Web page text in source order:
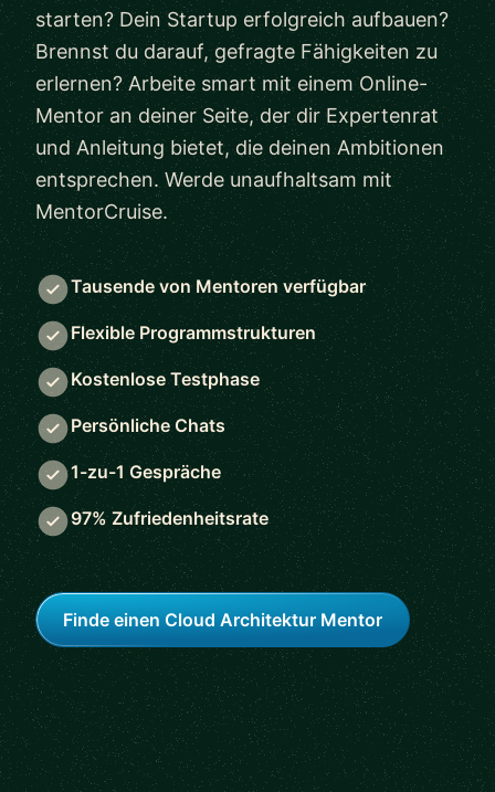
starten? Dein Startup erfolgreich aufbauen?
Brennst du darauf, gefragte Fähigkeiten zu
erlernen? Arbeite smart mit einem Online-
Mentor an deiner Seite, der dir Expertenrat
und Anleitung bietet, die deinen Ambitionen
entsprechen. Werde unaufhaltsam mit
MentorCruise.
Tausende von Mentoren verfügbar
Flexible Programmstrukturen
Kostenlose Testphase
Persönliche Chats
1-zu-1 Gespräche
97% Zufriedenheitsrate
Finde einen Cloud Architektur Mentor